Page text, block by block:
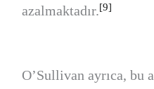
azalmaktadır.[9]
O’Sullivan ayrıca, bu